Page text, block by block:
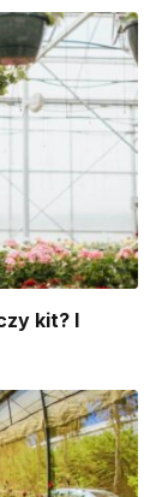
kit? I